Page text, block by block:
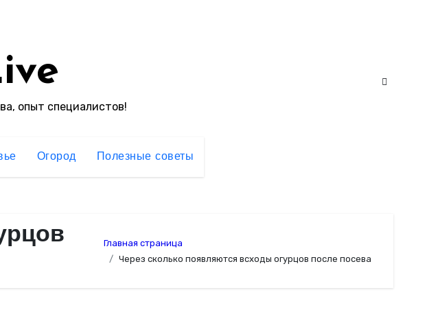
опыт специалистов!
Огород Полезные советы
Главная страница
Через сколько появляются всходы огурцов после посева